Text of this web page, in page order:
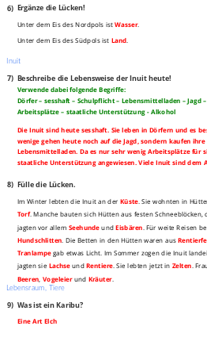
6) Ergänze die Lücken!
Unter dem Eis des Nordpols istWasser.
Unter dem Eis des Südpols ist Land
Inuit
7) Beschreibe die Lebensweise der Inuit heute!
Verwende dabei folgende Begriffe:
Dörfer – sesshaft – Schulpflicht – Lebensmittelladen – Jagd –
Arbeitsplätze – staatliche Unterstützung - Alkohol
Die Inuit sind heute sesshaft. Sie leben in Dörfern und es
wenige gehen heute noch auf die Jagd, sondern kaufen
Lebensmittelladen. Da es nur sehr wenig Arbeitsplätze für
staatliche Unterstützung angewiesen. Viele Inuit sind dem
8) Fülle die Lücken.
Im Winter lebten die Inuit an derKüste. Sie wohnten in
Torf. Manche bauten sich Hütten aus festen Schneeblöcken,
jagten vor allem SeehundeundEisbären . Für weite Reisen
Hundschlitten. Die Betten in den Hütten waren aus
Tranlampegab etwas Licht. Im Sommer zogen die Inuit
jagten sie LachseundRentiere. Sie lebten jetzt in Zelten.
Beeren ,Vogeleierund Kräuter.
Lebensraum, Tiere
9) Was ist ein Karibu?
Eine Art Elch